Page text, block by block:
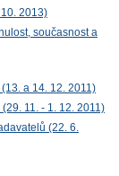
2013)
současnost a
a 14. 12. 2011)
11. - 1. 12. 2011)
(22. 6.